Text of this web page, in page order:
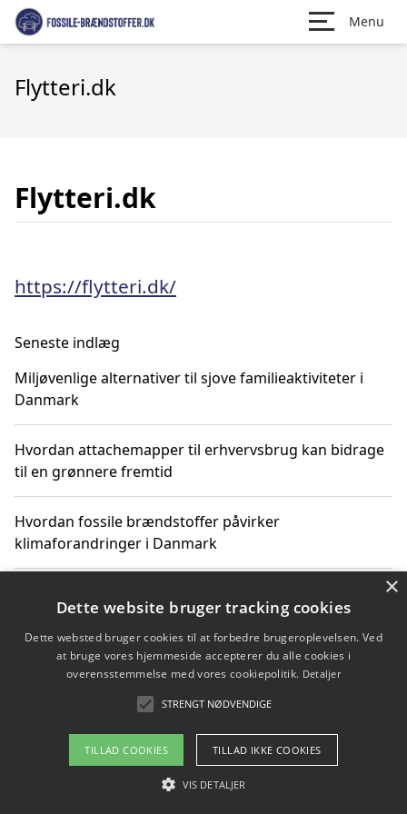
Menu
Flytteri.dk
Flytteri.dk
https://flytteri.dk/
Seneste indlæg
Miljøvenlige alternativer til sjove familieaktiviteter i
Danmark
Hvordan attachemapper til erhvervsbrug kan bidrage
til en grønnere fremtid
Hvordan fossile brændstoffer påvirker
klimaforandringer i Danmark
klimaændringer
Hvordan citater om fossile brændstoffer kan ændre
Copyright 2026 - Pilanto Aps
Om / kontakt
×
Dette website bruger tracking cookies
Dette websted bruger cookies til at forbedre brugeroplevelsen. Ved
at bruge vores hjemmeside accepterer du alle cookies i
overensstemmelse med vores cookiepolitik. Detaljer
STRENGT NØDVENDIGE
TILLAD COOKIES TILLAD IKKE COOKIES
VIS DETALJER